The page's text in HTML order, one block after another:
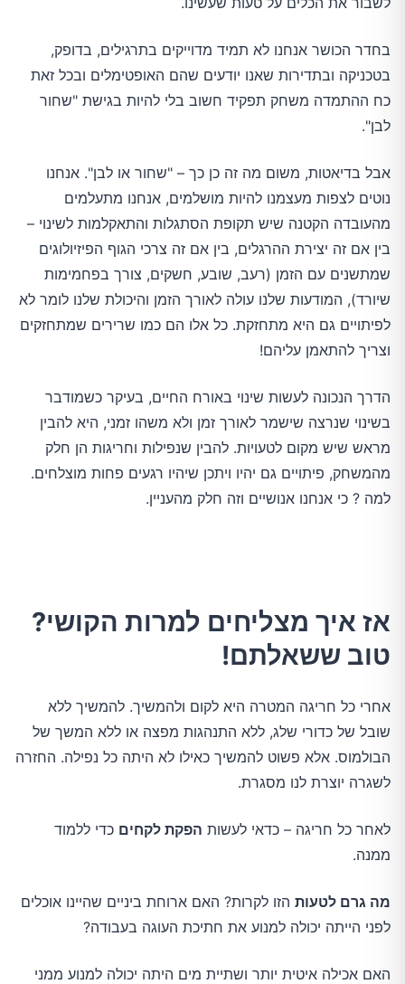
בחדר הכושר אנחנו לא תמיד מדוייקים בתרגילים, בדופק,
בטכניקה ובתדירות שאנו יודעים שהם האופטימלים ובכל זאת
כח ההתמדה משחק תפקיד חשוב בלי להיות בגישת "שחור
לבן".
אבל בדיאטות, משום מה זה כן כך – "שחור או לבן". אנחנו
נוטים לצפות מעצמנו להיות מושלמים, אנחנו מתעלמים
מהעובדה הקטנה שיש תקופת הסתגלות והתאקלמות לשינוי –
בין אם זה יצירת ההרגלים, בין אם זה צרכי הגוף הפיזיולוגים
שמתשנים עם הזמן (רעב, שובע, חשקים, צורך בפחמימות
שיורד), המודעות שלנו עולה לאורך הזמן והיכולת שלנו לומר לא
לפיתויים גם היא מתחזקת. כל אלו הם כמו שרירים שמתחזקים
וצריך להתאמן עליהם!
הדרך הנכונה לעשות שינוי באורח החיים, בעיקר כשמודבר
בשינוי שנרצה שישמר לאורך זמן ולא משהו זמני, היא להבין
מראש שיש מקום לטעויות. להבין שנפילות וחריגות הן חלק
מהמשחק, פיתויים גם יהיו ויתכן שיהיו רגעים פחות מוצלחים.
למה ? כי אנחנו אנושיים וזה חלק מהעניין.
אז איך מצליחים למרות הקושי?
טוב ששאלתם!
אחרי כל חריגה המטרה היא לקום ולהמשיך. להמשיך ללא
שובל של כדורי שלג, ללא התנהגות מפצה או ללא המשך של
הבולמוס. אלא פשוט להמשיך כאילו לא היתה כל נפילה. החזרה
לשגרה יוצרת לנו מסגרת.
לאחר כל חריגה – כדאי לעשות הפקת לקחים כדי ללמוד
ממנה.
מה גרם לטעות הזו לקרות? האם ארוחת ביניים שהיינו אוכלים
לפני הייתה יכולה למנוע את חתיכת העוגה בעבודה?
האם אכילה איטית יותר ושתיית מים היתה יכולה למנוע ממני